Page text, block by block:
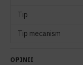
Tip
Tip mecanism
OPINII